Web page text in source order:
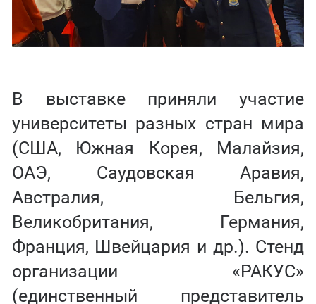
В выставке приняли участие
университеты разных стран мира
(США, Южная Корея, Малайзия,
ОАЭ, Саудовская Аравия,
Австралия, Бельгия,
Великобритания, Германия,
Франция, Швейцария и др.). Стенд
организации «РАКУС»
(единственный представитель